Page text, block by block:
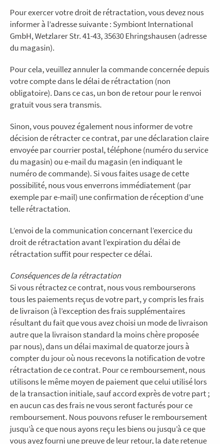
Pour exercer votre droit de rétractation, vous devez nous
informer à l’adresse suivante : Symbiont International
GmbH, Wetzlarer Str. 41-43, 35630 Ehringshausen (adresse
du magasin).
Pour cela, veuillez annuler la commande concernée depuis
votre compte dans le délai de rétractation (non
obligatoire). Dans ce cas, un bon de retour pour le renvoi
gratuit vous sera transmis.
Sinon, vous pouvez également nous informer de votre
décision de rétracter ce contrat, par une déclaration claire
envoyée par courrier postal, téléphone (numéro du service
du magasin) ou e-mail du magasin (en indiquant le
numéro de commande). Si vous faites usage de cette
possibilité, nous vous enverrons immédiatement (par
exemple par e-mail) une confirmation de réception d’une
telle rétractation.
L’envoi de la communication concernant l’exercice du
droit de rétractation avant l’expiration du délai de
rétractation suffit pour respecter ce délai.
Conséquences de la rétractation
Si vous rétractez ce contrat, nous vous rembourserons
tous les paiements reçus de votre part, y compris les frais
de livraison (à l’exception des frais supplémentaires
résultant du fait que vous avez choisi un mode de livraison
autre que la livraison standard la moins chère proposée
par nous), dans un délai maximal de quatorze jours à
compter du jour où nous recevons la notification de votre
rétractation de ce contrat. Pour ce remboursement, nous
utilisons le même moyen de paiement que celui utilisé lors
de la transaction initiale, sauf accord exprès de votre part ;
en aucun cas des frais ne vous seront facturés pour ce
remboursement. Nous pouvons refuser le remboursement
jusqu’à ce que nous ayons reçu les biens ou jusqu’à ce que
vous ayez fourni une preuve de leur retour, la date retenue